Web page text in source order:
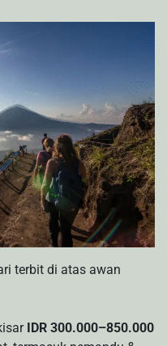
terbit di atas awan
IDR 300.000–850.000